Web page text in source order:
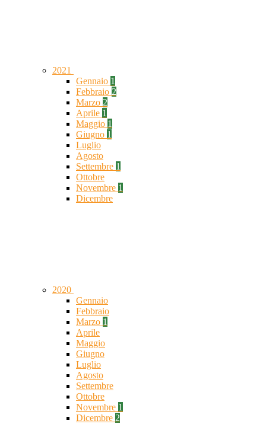
2021
Gennaio 1
Febbraio 2
Marzo 2
Aprile 1
Maggio 1
Giugno 1
Luglio
Agosto
Settembre 1
Ottobre
Novembre 1
Dicembre
2020
Gennaio
Febbraio
Marzo 1
Aprile
Maggio
Giugno
Luglio
Agosto
Settembre
Ottobre
Novembre 1
Dicembre 2